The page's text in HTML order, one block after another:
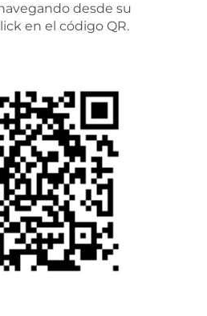
desde su
en el código QR.